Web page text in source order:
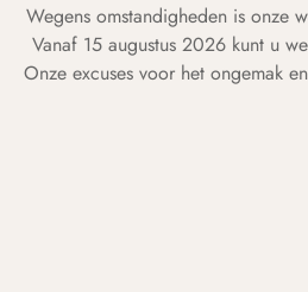
Wegens omstandigheden is onze
Vanaf 15 augustus 2026 kunt u
Onze excuses voor het ongemak